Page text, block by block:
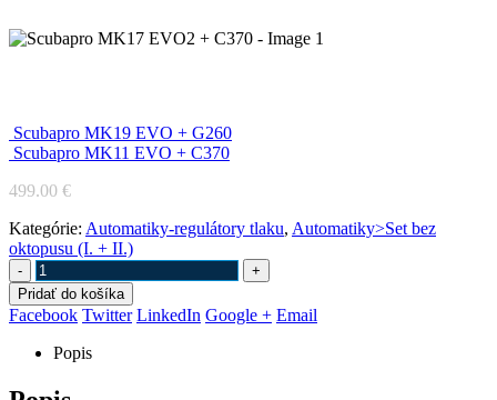
Scubapro MK19 EVO + G260
Scubapro MK11 EVO + C370
499.00 €
Kategórie: Automatiky-regulátory tlaku, Automatiky>Set bez
oktopusu (I. + II.)
-
+
Pridať do košíka
Facebook Twitter LinkedIn Google + Email
Popis